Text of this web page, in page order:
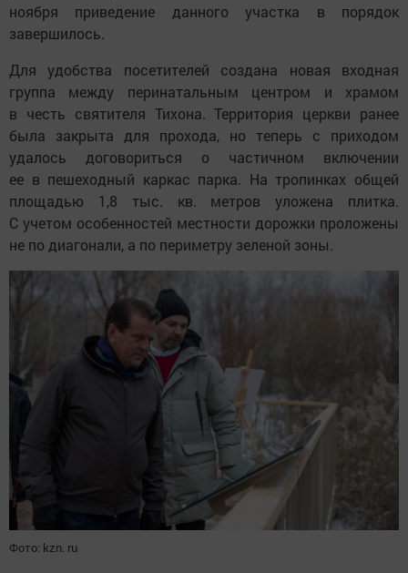
ноября приведение данного участка в порядок
завершилось.
Для удобства посетителей создана новая входная
группа между перинатальным центром и храмом
в честь святителя Тихона. Территория церкви ранее
была закрыта для прохода, но теперь с приходом
удалось договориться о частичном включении
ее в пешеходный каркас парка. На тропинках общей
площадью 1,8 тыс. кв. метров уложена плитка.
С учетом особенностей местности дорожки проложены
не по диагонали, а по периметру зеленой зоны.
Фото: kzn. ru